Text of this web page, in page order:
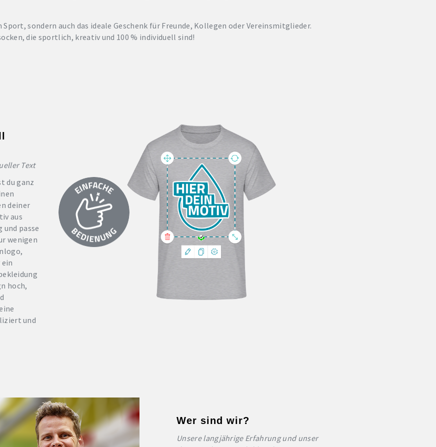
sondern auch das ideale Geschenk für Freunde, Kollegen oder Vereinsmitglieder.
die sportlich, kreativ und 100 % individuell sind!
Text
du ganz
deiner
aus
passe
wenigen
hoch,
und
Wer sind wir?
Unsere langjährige Erfahrung und unser